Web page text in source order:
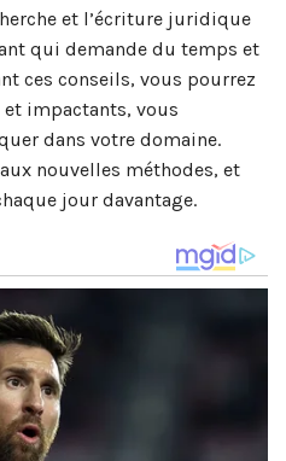
et l’écriture juridique
qui demande du temps et
ces conseils, vous pourrez
impactants, vous
dans votre domaine.
nouvelles méthodes, et
jour davantage.